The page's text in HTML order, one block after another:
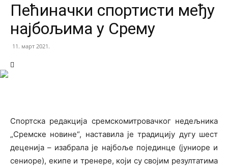
Пећиначки спортисти међу
најбољима у Срему
11. март 2021.
Спортска редакција сремскомитровачког недељника
„Сремске новине“, наставила је традицију дугу шест
деценија – изабрала је најбоље појединце (јуниоре и
сениоре), екипе и тренере, који су својим резултатима